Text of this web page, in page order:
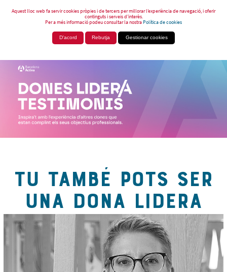
Aquest lloc web fa servir cookies pròpies i de tercers per millorar l’experiència de navegació, i oferir
continguts i serveis d’interès.
Per a més informació podeu consultar la nostraPolítica de cookies
D'acord Rebutja Gestionar cookies
TU TAMBÉ POTS SER
UNA DONA LIDERA